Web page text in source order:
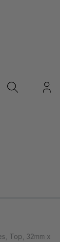
Top, 32mm x